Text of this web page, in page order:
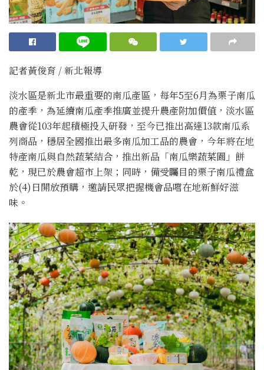
記者黃俊育 / 新北報導
淡水區是新北市最重要的南瓜產區，每年5至6月為栗子南瓜
的產季，為延續南瓜產季推廣並提升農產附加價值，淡水區
農會從103年起積極投入研發，至今已推出高達13款南瓜系
列商品，穩居全國推出最多南瓜加工品的農會，今年將在地
特產南瓜與自然蔬菜結合，推出新品「南瓜樂蔬菜園」餅
乾，現已於農會超市上架；同時，備受矚目的栗子南瓜禮盒
於(4)日開放預購，邀請民眾把握機會品嚐在地新鮮好滋
味。